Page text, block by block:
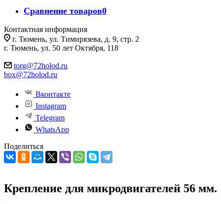
Сравнение товаров0
Контактная информация
г. Тюмень, ул. Тимирязева, д. 9, стр. 2
г. Тюмень, ул. 50 лет Октября, 118
torg@72holod.ru
box@72holod.ru
Вконтакте
Instagram
Telegram
WhatsApp
Поделиться
Крепление для микродвигателей 56 мм.